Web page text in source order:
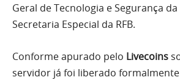
Geral de Tecnologia e Segurança
Secretaria Especial da RFB.
Conforme apurado pelo Livecoins
servidor já foi liberado